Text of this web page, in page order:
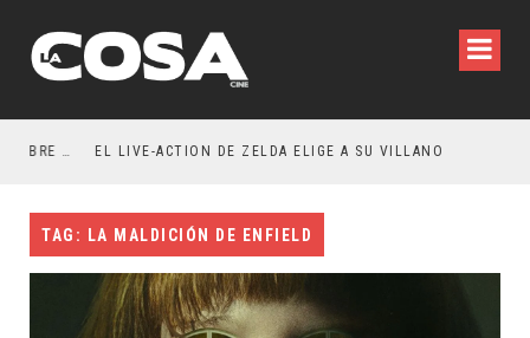
RESEÑA LA INVITACIÓN: OLIVIA WILDE REFLEXIONA SOBRE LA VIDA CONYUGAL EL LIVE-ACTION DE ZELDA ELIGE A SU VILLANO
TAG: LA MALDICIÓN DE ENFIELD